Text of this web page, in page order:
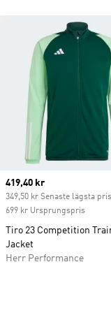
Current price
419,40 kr
349,50 kr Senaste lägsta pris
699 kr Ursprungspris
Tiro 23 Competition
Jacket
Herr Performance